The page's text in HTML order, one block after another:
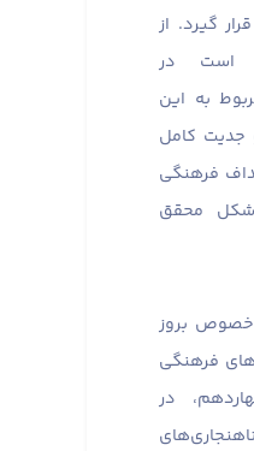
گیرد. از
است در
به این
جدیت کامل
فرهنگی
شکل محقق
خصوص بروز
فرهنگی
در